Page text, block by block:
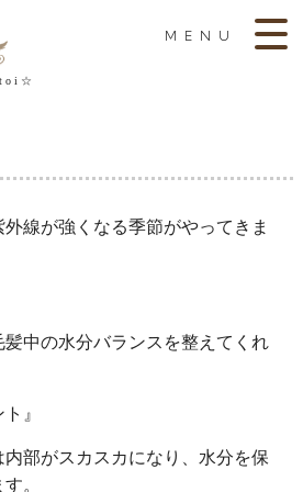
MENU
線が強くなる季節がやってきま
中の水分バランスを整えてくれ
』
部がスカスカになり、水分を保
。